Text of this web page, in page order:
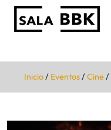
Inicio/ Eventos/Cine/